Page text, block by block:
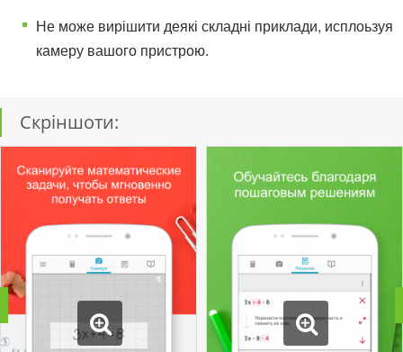
Не може вирішити деякі складні приклади, исплоьзуя
камеру вашого пристрою.
Скріншоти: